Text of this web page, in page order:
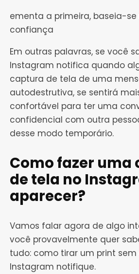
ementa a primeira, baseia-
confiança
Em outras palavras, se você
Instagram notifica quando
captura de tela de uma
autodestrutiva, se sentirá
confortável para ter uma
confidencial com outra
desse modo temporário.
Como fazer uma
de tela no
aparecer?
Vamos falar agora de algo
você provavelmente quer
tudo: como tirar um print sem
Instagram notifique.